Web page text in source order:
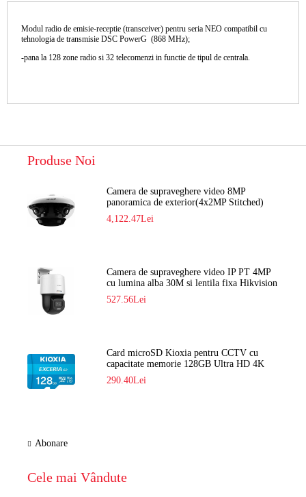
Modul radio de emisie-receptie (transceiver) pentru seria NEO compatibil cu
tehnologia de transmisie DSC PowerG (868 MHz);
-pana la 128 zone radio si 32 telecomenzi in functie de tipul de centrala.
Produse Noi
Camera de supraveghere video 8MP
panoramica de exterior(4x2MP Stitched)
Navaio NGC-7482PR
4,122.47Lei
Camera de supraveghere video IP PT 4MP
cu lumina alba 30M si lentila fixa Hikvision
DS-2DE2C400SCG-E F1
527.56Lei
Card microSD Kioxia pentru CCTV cu
capacitate memorie 128GB Ultra HD 4K
LMEX2L128GG2
290.40Lei
Abonare
Cele mai Vândute